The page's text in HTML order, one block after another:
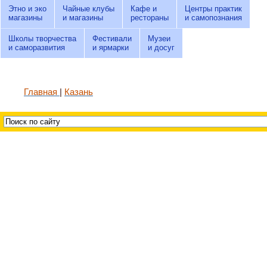
Этно и эко
магазины
Чайные клубы
и магазины
Кафе и
рестораны
Центры практик
и самопознания
Школы творчества
и саморазвития
Фестивали
и ярмарки
Музеи
и досуг
Главная Казань